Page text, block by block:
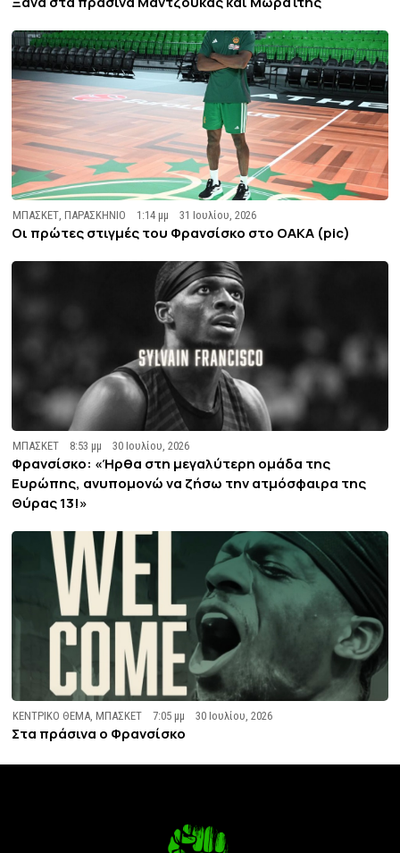
ΜΠΑΣΚΕΤ ,ΠΑΡΑΣΚΗΝΙΟ 1:14 μμ 31 Ιουλίου, 2026
Οι πρώτες στιγμές του Φρανσίσκο στο ΟΑΚΑ (pic)
ΜΠΑΣΚΕΤ 8:53 μμ 30 Ιουλίου, 2026
Φρανσίσκο: «Ήρθα στη μεγαλύτερη ομάδα της
Ευρώπης, ανυπομονώ να ζήσω την ατμόσφαιρα της
Θύρας 13!»
ΚΕΝΤΡΙΚΟ ΘΕΜΑ ,ΜΠΑΣΚΕΤ 7:05 μμ 30 Ιουλίου, 2026
Στα πράσινα ο Φρανσίσκο